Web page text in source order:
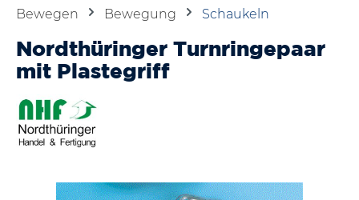
Bewegen Bewegung Schaukeln
Nordthüringer Turnringepaar
mit Plastegriff
Bildergalerie überspringen